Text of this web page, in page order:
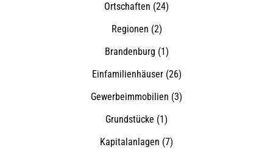
Ortschaften (24)
Regionen (2)
Brandenburg (1)
Einfamilienhäuser(26)
Gewerbeimmobilien (3)
Grundstücke (1)
Kapitalanlagen (7)